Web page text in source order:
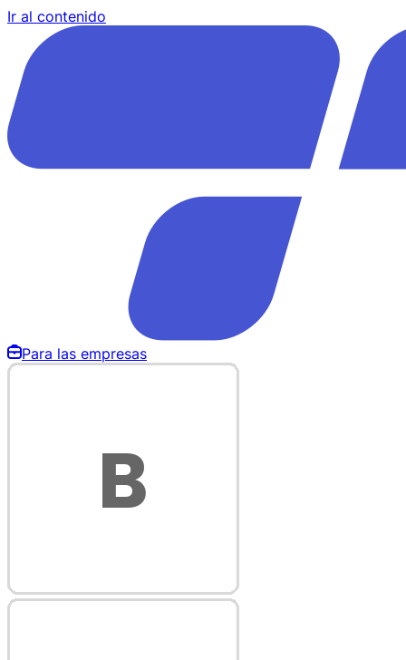
Ir al contenido
Para las empresas